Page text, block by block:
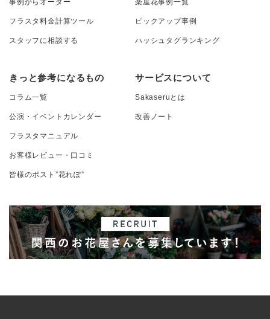
フラスタ料金計算ツール
スタッフに相談する
ピックアップ事例
ハッシュタグランキング
きっと参考になるもの
コラム一覧
公演・イベントカレンダー
フラスタマニュアル
お客様レビュー・口コミ
皆様のポスト”花れぽ”
サービスについて
Sakaseruとは
改善ノート